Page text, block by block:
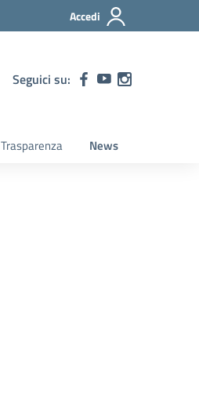
Accedi
Seguici su:
Trasparenza News